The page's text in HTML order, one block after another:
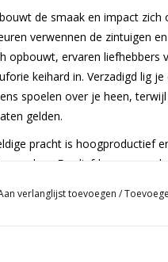
de smaak en impact zich
verwennen de zintuigen
opbouwt, ervaren liefhebbers
keihard in. Verzadigd lig
spoelen over je heen,
gelden.
pracht is hoogproductief
Een liefde voor een
een buitentuin. Binnenboeren
verlanglijst toevoegen /